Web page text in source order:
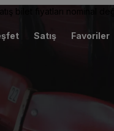
bilet fiyatları nominal
Satış Favoriler